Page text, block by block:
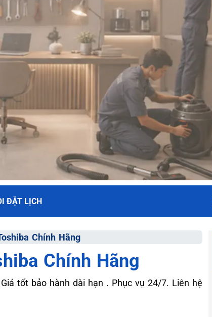
ĐẶT LỊCH
Chính Hãng
Chính Hãng
tốt bảo hành dài hạn . Phục vụ 24/7. Liên hệ